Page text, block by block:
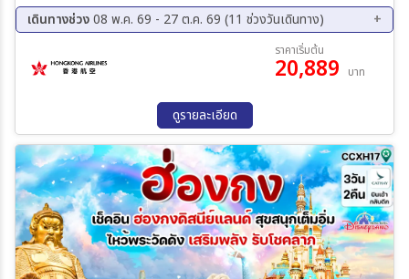
THE VENETIAN MACAO – ข้ามด่านไปเมืองจูไห่ วัดผู่โถ่ว-สวนสนุก
ฉางหลง Ocean Kingdom Zone-ถ่ายรูปคู่จูไห่ฟิชเชอร์เกิร์ล(แม่นางหวี
หนี่) -ผ่านชมถนนคู่รัก– ชมโรงละครหอไข่มุก-เข้าที่พัก เมืองจูไห่ –ข้าม
สะพานกลับ ฮ่องกง (รถโค้ช) - วัดเจ้าแม่กวนอิม ฮองฮำ – โรงงานจิวเว
เดินทางช่วง08 พ.ค. 69 - 27 ต.ค. 69 (11 ช่วงวันเดินทาง)
11 ก.ย. 69 - 14 ก.ย. 69
12 ก.ย. 69 - 15 ก.ย. 69
19 ก.ย. 69 - 22 ก.ย. 69
02 ต.ค. 69 - 05 ต.ค. 69
16 ต.ค. 69 - 19 ต.ค. 69
21 ต.ค. 69 - 24 ต.ค. 69
24 ต.ค. 69 - 27 ต.ค. 69
ราคาเริ่มต้น
20,889 บาท
ดูรายละเอียด